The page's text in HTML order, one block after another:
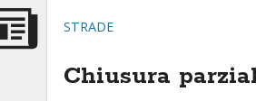
STRADE
Chiusura